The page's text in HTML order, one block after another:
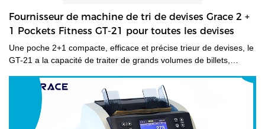
Fournisseur de machine de tri de devises Grace 2 +
1 Pockets Fitness GT-21 pour toutes les devises
Une poche 2+1 compacte, efficace et précise trieur de devises, le
GT-21 a la capacité de traiter de grands volumes de billets,
espèces, les performances et la productivité de votre personnel.
Sa taille compacte et ses faibles émissions sonores le rendent
parfaitement adapté à l'environnement des agences.la grâce
fournisseur de machine de tri d'argent est un type de trieur de